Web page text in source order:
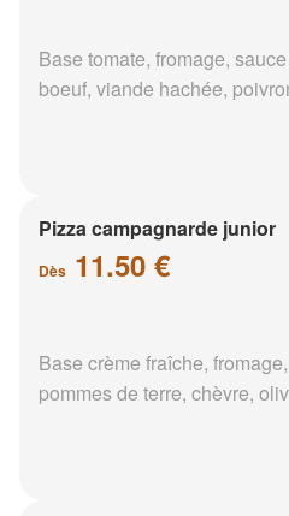
Base tomate, fromage,
boeuf, viande hachée,
Pizza campagnarde junior
Dès 11.50 €
Base crème fraîche,
pommes de terre, chèvre,